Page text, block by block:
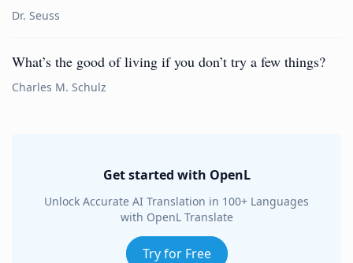
Dr. Seuss
What’s the good of living if you don’t try a few things?
Charles M. Schulz
Get started with OpenL
Unlock Accurate AI Translation in 100+ Languages
with OpenL Translate
Try for Free